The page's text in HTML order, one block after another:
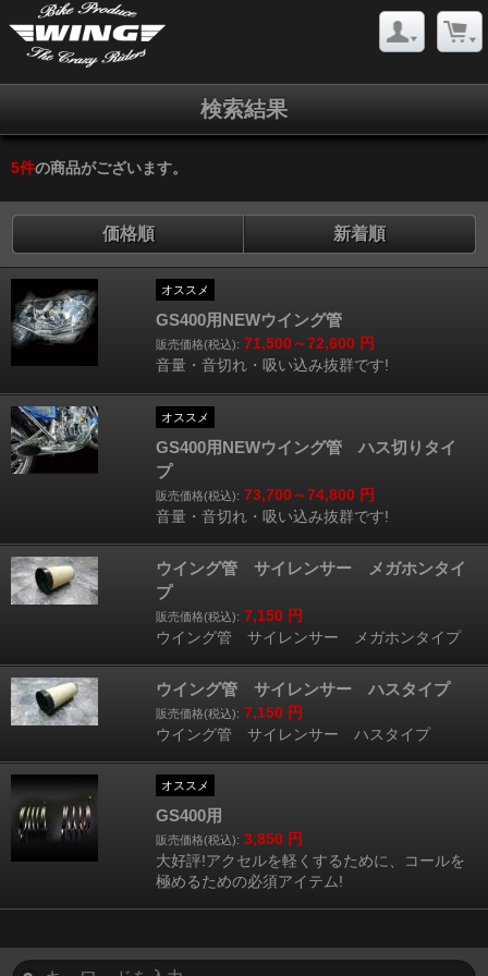
検索結果
5件の商品がございます。
価格順 新着順
オススメ
GS400用NEWウイング管
販売価格(税込): 71,500～72,600 円
音量・音切れ・吸い込み抜群です!
オススメ
GS400用NEWウイング管 ハス切りタイ
プ
販売価格(税込): 73,700～74,800 円
音量・音切れ・吸い込み抜群です!
ウイング管 サイレンサー メガホンタイ
プ
販売価格(税込): 7,150 円
ウイング管 サイレンサー メガホンタイプ
ウイング管 サイレンサー ハスタイプ
販売価格(税込): 7,150 円
ウイング管 サイレンサー ハスタイプ
オススメ
GS400用
販売価格(税込): 3,850 円
大好評!アクセルを軽くするために、コールを
極めるための必須アイテム!